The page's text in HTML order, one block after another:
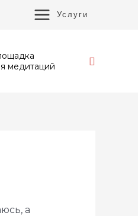
MAIN
Услуги
медитаций
Поиск
а